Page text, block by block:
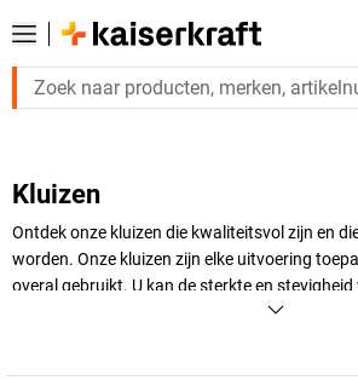
Kluizen
Ontdek onze kluizen die kwaliteitsvol zijn en
worden. Onze kluizen zijn elke uitvoering
overal gebruikt. U kan de sterkte en
kiezen. Deze kluizen zijn ideaal om